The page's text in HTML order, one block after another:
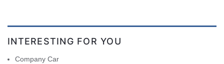
INTERESTING FOR YOU
Company Car